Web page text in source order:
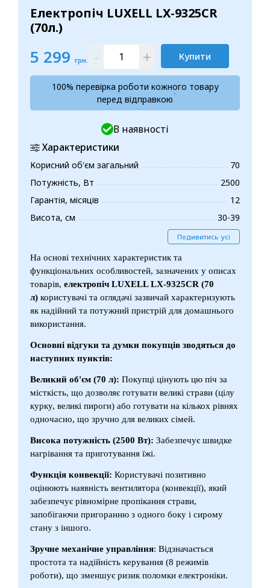
Електропіч LUXELL LX-9325CR
(70л.)
5 299 грн. - + Купити
100% перевірка роботи кожного товару
перед відправкою
В наявності
Характеристики
Корисний об'єм загальний
70
Потужність, Вт
2500
Гарантія, місяців
12
Висота, см
30-39
Подивитись усі
На основі технічних характеристик та
функціональних особливостей, зазначених у описах
товарів, електропіч LUXELL LX-9325CR (70
л) користувачі та оглядачі зазвичай характеризують
як надійний та потужний пристрій для домашнього
використання.
Основні відгуки та думки покупців зводяться до
наступних пунктів:
Великий об'єм (70 л): Покупці цінують цю піч за
місткість, що дозволяє готувати великі страви (цілу
курку, великі пироги) або готувати на кількох рівнях
одночасно, що зручно для великих сімей.
Висока потужність (2500 Вт): Забезпечує швидке
нагрівання та приготування їжі.
Функція конвекції: Користувачі позитивно
оцінюють наявність вентилятора (конвекції), який
забезпечує рівномірне пропікання страви,
запобігаючи пригоранню з одного боку і сирому
стану з іншого.
Зручне механічне управління: Відзначається
простота та надійність керування (8 режимів
роботи), що зменшує ризик поломки електроніки.